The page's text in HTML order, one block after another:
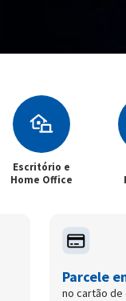
Escritório e
Home Office
Parcele
no cartão